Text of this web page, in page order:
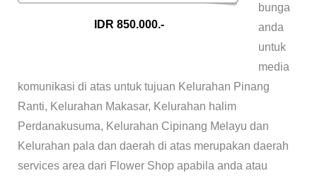
IDR 850.000.-
bunga
anda
untuk
media
komunikasi di atas untuk tujuan Kelurahan Pinang
Ranti, Kelurahan Makasar, Kelurahan halim
Perdanakusuma, Kelurahan Cipinang Melayu dan
Kelurahan pala dan daerah di atas merupakan daerah
services area dari Flower Shop apabila anda atau